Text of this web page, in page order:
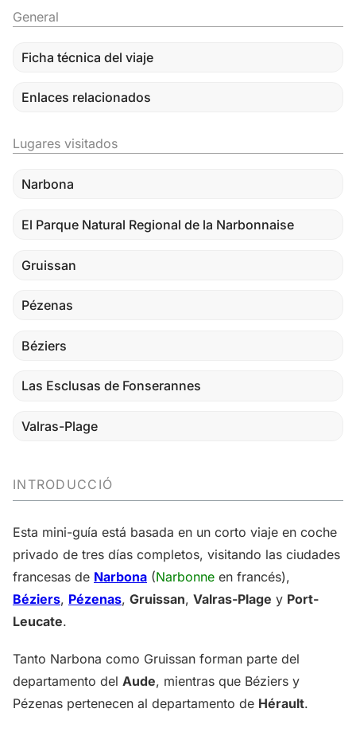
General
Ficha técnica del viaje
Enlaces relacionados
Lugares visitados
Narbona
El Parque Natural Regional de la Narbonnaise
Gruissan
Pézenas
Béziers
Las Esclusas de Fonserannes
Valras-Plage
INTRODUCCIÓ
Esta mini-guía está basada en un corto viaje en coche
privado de tres días completos, visitando las ciudades
francesas de Narbona (Narbonne en francés),
Béziers, Pézenas, Gruissan, Valras-Plage y Port-
Leucate.
Tanto Narbona como Gruissan forman parte del
departamento del Aude, mientras que Béziers y
Pézenas pertenecen al departamento de Hérault.